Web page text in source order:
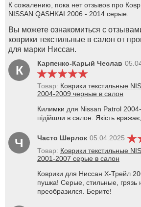
К сожалению, пока нет отзывов про
NISSAN QASHKAI 2006 - 2014 серые.
Вы можете ознакомиться с
коврики текстильные в салон от
для марки Ниссан.
К Карпенко-Карый Чеслав
Товар: Коврики текстильные
2004-2009 черные в салон
Килимки для Nissan Patrol
підійшли в салон. Якість
Ч Часто Шерлок 05.04.2025
Товар: Коврики текстильные
2001-2007 серые в салон
Коврики для Ниссан Х-Трейл
пушка! Серые, стильные, грязь
преобразился. Берите!